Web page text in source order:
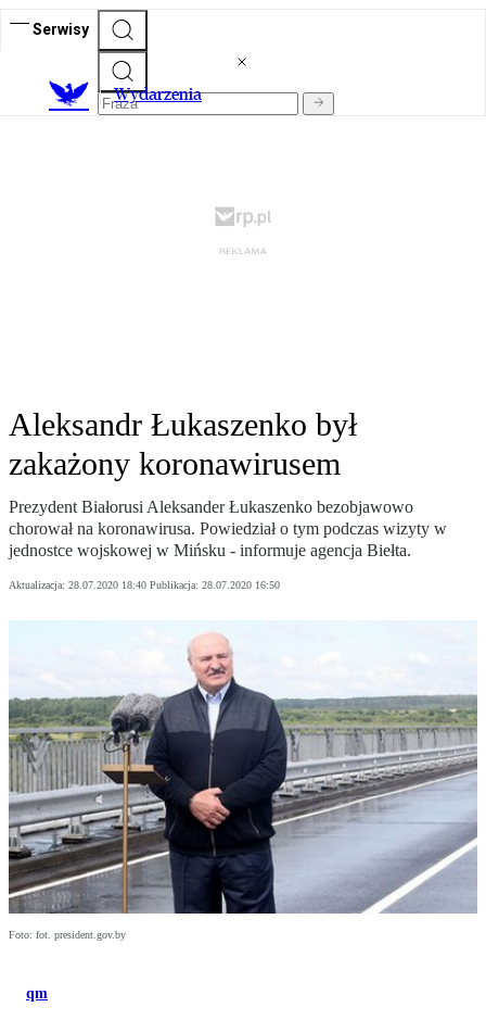
Serwisy
Wydarzenia
Aleksandr Łukaszenko był
zakażony koronawirusem
Prezydent Białorusi Aleksander Łukaszenko bezobjawowo
chorował na koronawirusa. Powiedział o tym podczas wizyty w
jednostce wojskowej w Mińsku - informuje agencja Biełta.
Aktualizacja: 28.07.2020 18:40 Publikacja: 28.07.2020 16:50
Foto: fot. president.gov.by
qm